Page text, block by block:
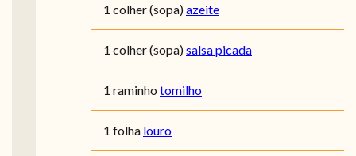
1 colher (sopa)azeite
1 colher (sopa)salsa picada
1 raminho tomilho
1 folha louro